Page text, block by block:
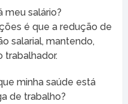
meu salário?
é que a redução de
salarial, mantendo,
trabalhador.
minha saúde está
de trabalho?